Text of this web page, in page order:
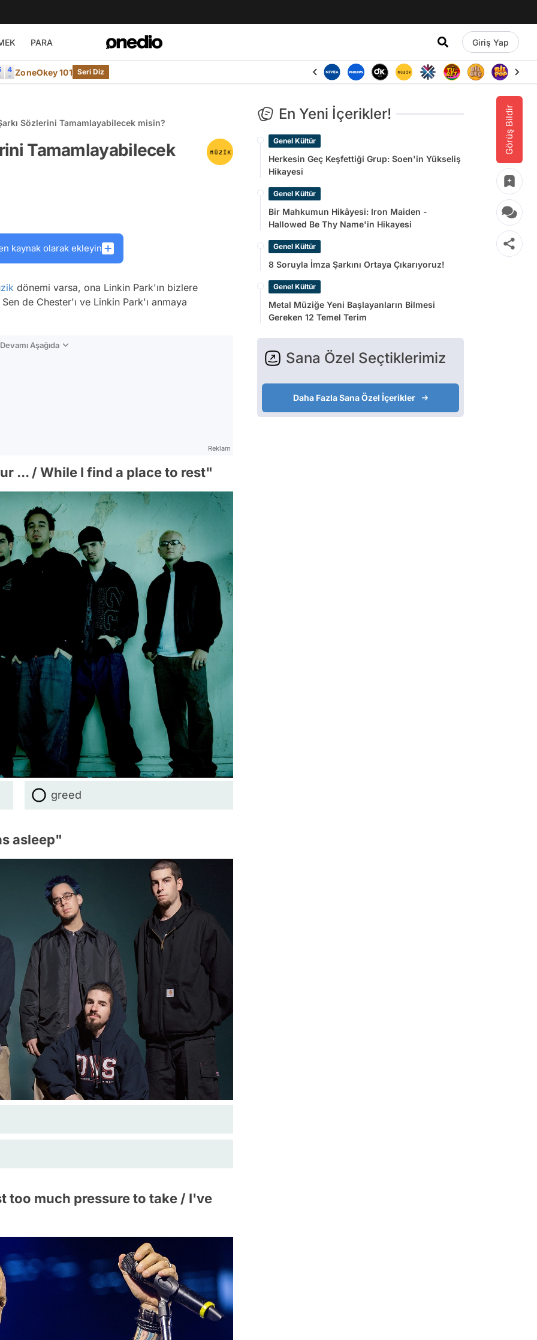
PARA Giriş Yap
ZoneOkey 101 Seri Diz
Görüş Bildir
Sözlerini Tamamlayabilecek misin?
Tamamlayabilecek
kaynak olarak ekleyin
dönemi varsa, ona Linkin Park'ın bizlere
de Chester'ı ve Linkin Park'ı anmaya
Aşağıda
Reklam
... / While I find a place to rest"
greed
asleep"
much pressure to take / I've
En Yeni İçerikler!
Genel Kültür
Herkesin Geç Keşfettiği Grup: Soen'in Yükseliş
Hikayesi
Genel Kültür
Bir Mahkumun Hikâyesi: Iron Maiden -
Hallowed Be Thy Name'in Hikayesi
Genel Kültür
8 Soruyla İmza Şarkını Ortaya Çıkarıyoruz!
Genel Kültür
Metal Müziğe Yeni Başlayanların Bilmesi
Gereken 12 Temel Terim
Sana Özel Seçtiklerimiz
Daha Fazla Sana Özel İçerikler